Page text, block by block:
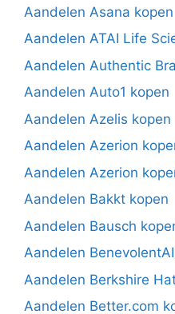
Aandelen Asana kopen
Aandelen ATAI Life
Aandelen Authentic
Aandelen Auto1 kopen
Aandelen Azelis kopen
Aandelen Azerion
Aandelen Azerion
Aandelen Bakkt kopen
Aandelen Bausch
Aandelen
Aandelen Berkshire
Aandelen Better.com